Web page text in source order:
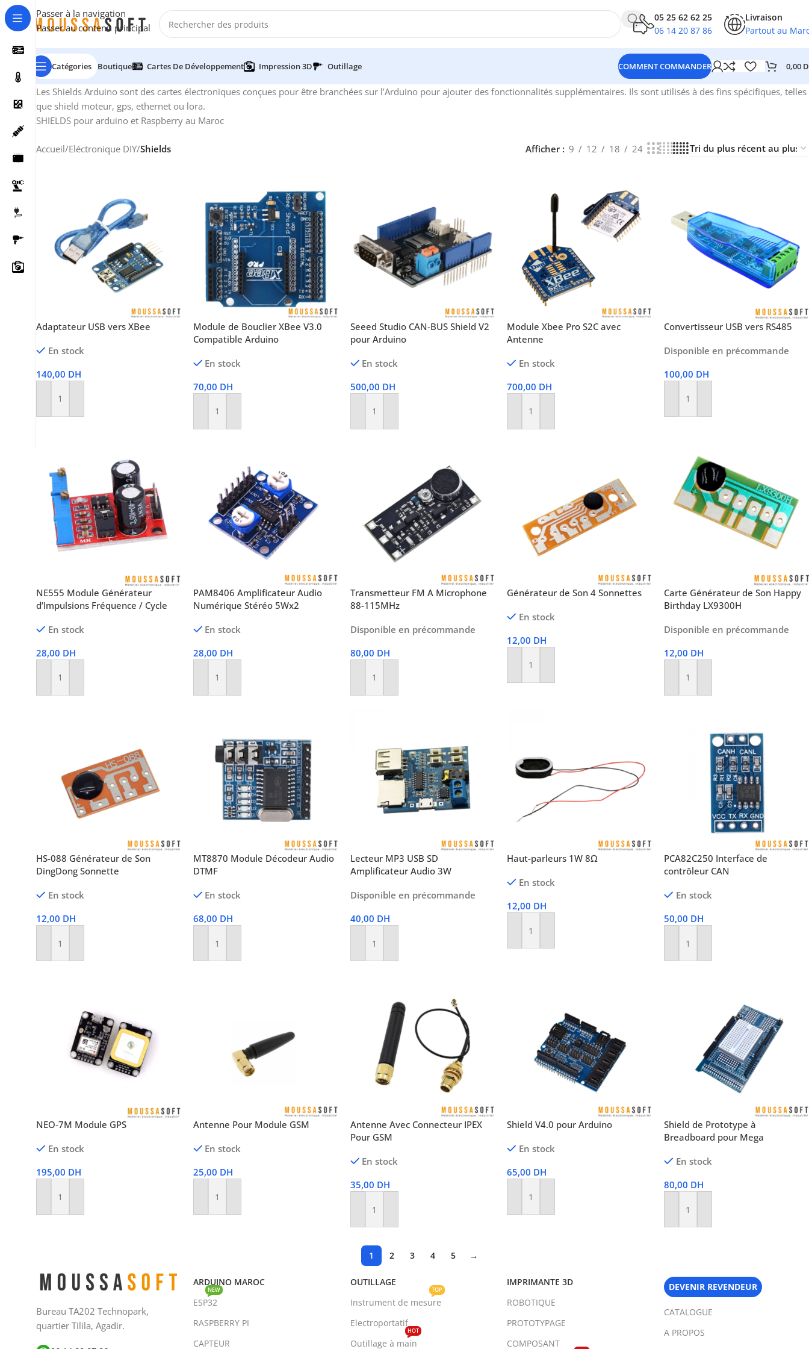
Passer à la navigation
Passer au contenu principal
05 25 62 62 25
06 14 20 87 86
contact@moussasoft.com
moussasoft.diy
05 25 62 62 25
06 14 20 87 86
Livraison
Partout au
Catégories Boutique Cartes De Développement Impression 3D Outillage COMMENT COMMANDER 0,00
Les Shields Arduino sont des cartes électroniques conçues pour être branchées sur l’Arduino pour ajouter des fonctionnalités supplémentaires. Ils sont utilisés à des fins spécifiques, telles
que shield moteur, gps, ethernet ou lora.
SHIELDS pour arduino et Raspberry au Maroc
Accueil/Eléctronique DIY/Shields Afficher 9 12 18 24
Adaptateur USB vers XBee
En stock
140,00 DH
Ajouter Au Panier
Module de Bouclier XBee V3.0
Compatible Arduino
En stock
70,00 DH
Ajouter Au Panier
Seeed Studio CAN-BUS Shield V2
pour Arduino
En stock
500,00 DH
Ajouter Au Panier
Module Xbee Pro S2C avec
Antenne
En stock
700,00 DH
Ajouter Au Panier
Convertisseur USB vers RS485
Disponible en précommande
100,00 DH
Ajouter Au Panier
NE555 Module Générateur
d’Impulsions Fréquence / Cycle
En stock
28,00 DH
Ajouter Au Panier
PAM8406 Amplificateur Audio
Numérique Stéréo 5Wx2
En stock
28,00 DH
Ajouter Au Panier
Transmetteur FM A Microphone
88-115MHz
Disponible en précommande
80,00 DH
Ajouter Au Panier
Générateur de Son 4 Sonnettes
En stock
12,00 DH
Ajouter Au Panier
Carte Générateur de Son Happy
Birthday LX9300H
Disponible en précommande
12,00 DH
Ajouter Au Panier
HS-088 Générateur de Son
DingDong Sonnette
En stock
12,00 DH
Ajouter Au Panier
MT8870 Module Décodeur Audio
DTMF
En stock
68,00 DH
Ajouter Au Panier
Lecteur MP3 USB SD
Amplificateur Audio 3W
Disponible en précommande
40,00 DH
Ajouter Au Panier
Haut-parleurs 1W 8Ω
En stock
12,00 DH
Ajouter Au Panier
PCA82C250 Interface de
contrôleur CAN
En stock
50,00 DH
Ajouter Au Panier
NEO-7M Module GPS
En stock
195,00 DH
Ajouter Au Panier
Antenne Pour Module GSM
En stock
25,00 DH
Ajouter Au Panier
Antenne Avec Connecteur IPEX
Pour GSM
En stock
35,00 DH
Ajouter Au Panier
Shield V4.0 pour Arduino
En stock
65,00 DH
Ajouter Au Panier
Shield de Prototype à
Breadboard pour Mega
En stock
80,00 DH
Ajouter Au Panier
1 2 3 4 5 →
Bureau TA202 Technopark,
quartier Tilila, Agadir.
ARDUINO MAROC
ESP32
NEW
RASPBERRY PI
CAPTEUR
OUTILLAGE
Instrument de mesure
TOP
Electroportatif
Outillage à main
HOT
IMPRIMANTE 3D
ROBOTIQUE
PROTOTYPAGE
COMPOSANT
DEVENIR REVENDEUR
CATALOGUE
A PROPOS